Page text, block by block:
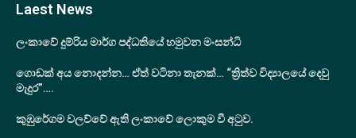
Laest News
ලංකාවේ දුම්රිය මාර්ග පද්ධතියේ හමුවන මංසන්ධි
ගොඩක් අය නොදන්න… ඒත් වටිනා තැනක්… “ත්‍රිත්ව විද්‍යාලයේ දෙවු
මැදුර”….
කුඹුරේගම වලව්වේ ඇති ලංකාවේ ලොකුම වී අටුව.